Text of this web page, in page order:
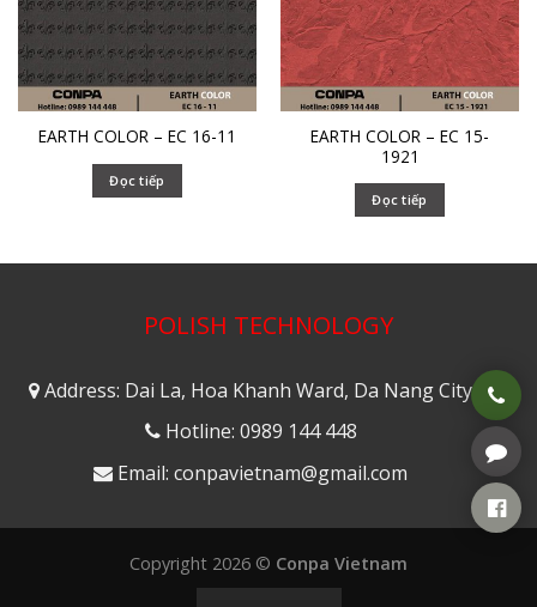
EARTH COLOR – EC 16-11
Đọc tiếp
EARTH COLOR – EC 15-
1921
Đọc tiếp
POLISH TECHNOLOGY
Address: Dai La, Hoa Khanh Ward, Da Nang City
Hotline: 0989 144 448
Email: conpavietnam@gmail.com
Copyright 2026 © Conpa Vietnam